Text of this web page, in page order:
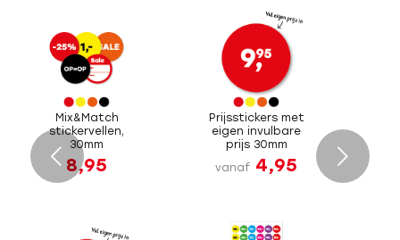
Mix&Match
stickervellen,
30mm
8,95
Prijsstickers met
eigen invulbare
prijs 30mm
vanaf 4,95
Volgende